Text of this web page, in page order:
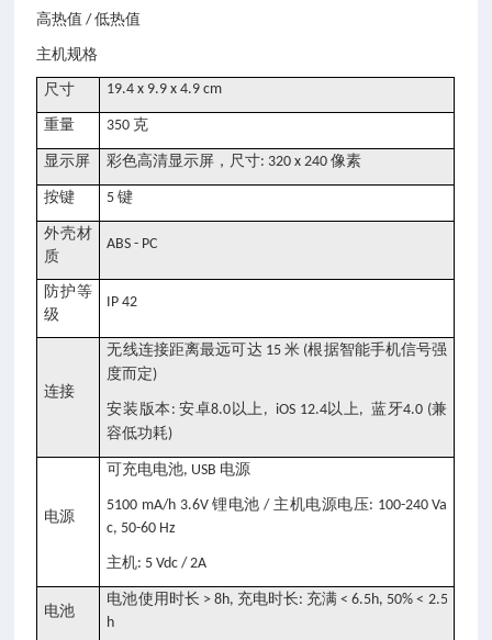
高热值 /低热值
主机规格
尺寸 19.4 x 9.9 x 4.9 cm
重量 350 克
显示屏 彩色高清显示屏，尺寸: 320 x 240像素
按键 5键
外壳材
质
ABS - PC
防护等
级
IP 42
连接
无线连接距离最远可达 15米 (根据智能手机信号强
度而定)
安装版本 :安卓8.0 以上 , iOS 12.4以上,蓝牙4.0 (兼
容低功耗)
电源
可充电电池, USB 电源
5100 mA/h 3.6V锂电池 / 主机电源电压: 100-240 Va
c, 50-60 Hz
主机: 5 Vdc / 2A
电池
电池使用时长 > 8h, 充电时长: 充满 < 6.5h, 50% < 2.5
h